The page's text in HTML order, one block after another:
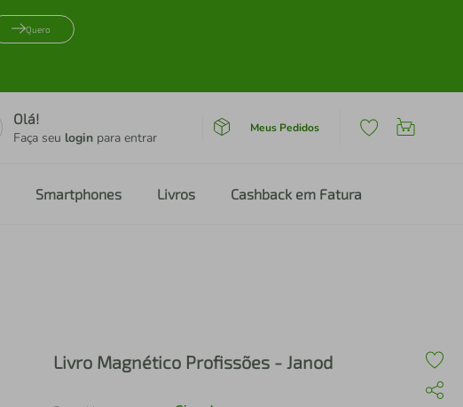
Quero
Olá!
Faça seu login para entrar
Meus Pedidos
Smartphones Livros Cashback em Fatura
Livro Magnético Profissões - Janod